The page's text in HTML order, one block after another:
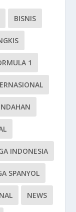
BISNIS
1
INDONESIA
SPANYOL
NEWS